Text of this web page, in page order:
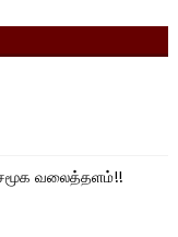
வலைத்தளம்!!